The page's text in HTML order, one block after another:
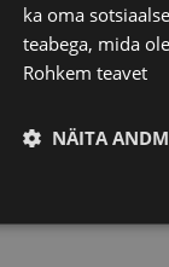
ka oma
teabega, mida
Rohkem teavet
NÄITA